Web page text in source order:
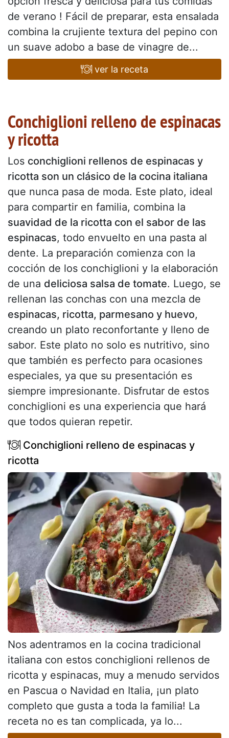
de verano ! Fácil de preparar, esta ensalada
combina la crujiente textura del pepino con
un suave adobo a base de vinagre de...
ver la receta
Conchiglioni relleno de espinacas
y ricotta
Los conchiglioni rellenos de espinacas y
ricotta son un clásico de la cocina italiana
que nunca pasa de moda. Este plato, ideal
para compartir en familia, combina la
suavidad de la ricotta con el sabor de las
espinacas, todo envuelto en una pasta al
dente. La preparación comienza con la
cocción de los conchiglioni y la elaboración
de una deliciosa salsa de tomate. Luego, se
rellenan las conchas con una mezcla de
espinacas, ricotta, parmesano y huevo,
creando un plato reconfortante y lleno de
sabor. Este plato no solo es nutritivo, sino
que también es perfecto para ocasiones
especiales, ya que su presentación es
siempre impresionante. Disfrutar de estos
conchiglioni es una experiencia que hará
que todos quieran repetir.
Conchiglioni relleno de espinacas y
ricotta
Nos adentramos en la cocina tradicional
italiana con estos conchiglioni rellenos de
ricotta y espinacas, muy a menudo servidos
en Pascua o Navidad en Italia, ¡un plato
completo que gusta a toda la familia! La
receta no es tan complicada, ya lo...